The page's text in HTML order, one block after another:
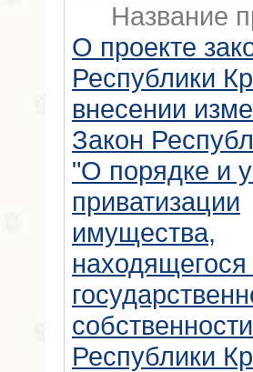
Название
О проекте
Республики
внесении
Закон
"О порядке и
приватизации
имущества,
находящегося
собственности
Республики